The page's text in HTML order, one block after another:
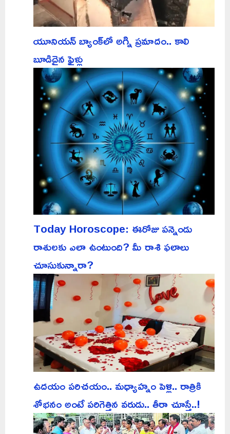
యూనియన్ బ్యాంక్‌లో అగ్ని ప్రమాదం.. కాలి
బూడిదైన ఫైళ్లు
Today Horoscope: ఈరోజు పన్నెండు
రాశులకు ఎలా ఉంటుంది? మీ రాశి ఫలాలు
చూసుకున్నారా?
ఉదయం పరిచయం.. మధ్యాహ్నం పెళ్లి.. రాత్రికి
శోభనం అంటే పరిగెత్తిన వరుడు.. తీరా చూస్తే..!